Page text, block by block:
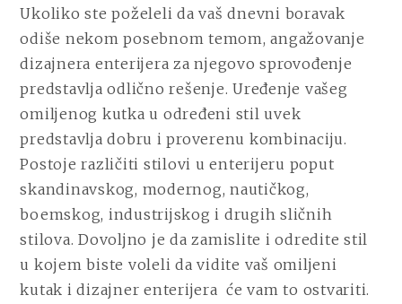
Ukoliko ste poželeli da vaš dnevni boravak
odiše nekom posebnom temom, angažovanje
dizajnera enterijera za njegovo sprovođenje
predstavlja odlično rešenje. Uređenje vašeg
omiljenog kutka u određeni stil uvek
predstavlja dobru i proverenu kombinaciju.
Postoje različiti stilovi u enterijeru poput
skandinavskog, modernog, nautičkog,
boemskog, industrijskog i drugih sličnih
stilova. Dovoljno je da zamislite i odredite stil
u kojem biste voleli da vidite vaš omiljeni
kutak i dizajner enterijera će vam to ostvariti.